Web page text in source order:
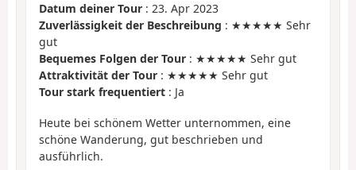
Datum deiner Tour : 23. Apr 2023
Zuverlässigkeit der Beschreibung : ★★★★★ Sehr
gut
Bequemes Folgen der Tour : ★★★★★ Sehr gut
Attraktivität der Tour : ★★★★★ Sehr gut
Tour stark frequentiert : Ja
Heute bei schönem Wetter unternommen, eine
schöne Wanderung, gut beschrieben und
ausführlich.